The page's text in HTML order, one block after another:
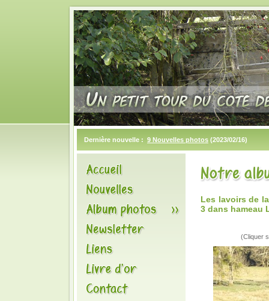
Dernière nouvelle : 9 Nouvelles photos (2023/02/16)
Les lavoirs de
3 dans hameau
(Cliquer